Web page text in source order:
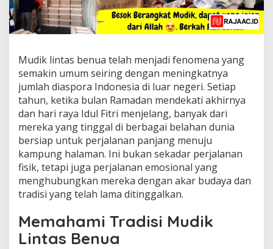
Mudik lintas benua telah menjadi fenomena yang
semakin umum seiring dengan meningkatnya
jumlah diaspora Indonesia di luar negeri. Setiap
tahun, ketika bulan Ramadan mendekati akhirnya
dan hari raya Idul Fitri menjelang, banyak dari
mereka yang tinggal di berbagai belahan dunia
bersiap untuk perjalanan panjang menuju
kampung halaman. Ini bukan sekadar perjalanan
fisik, tetapi juga perjalanan emosional yang
menghubungkan mereka dengan akar budaya dan
tradisi yang telah lama ditinggalkan.
Memahami Tradisi Mudik
Lintas Benua